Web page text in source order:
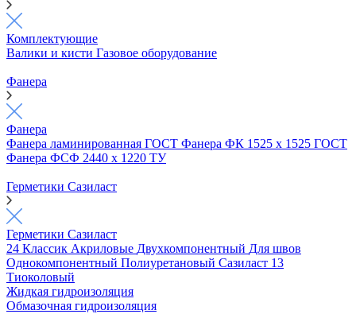
Комплектующие
Валики и кисти Газовое оборудование
Фанера
Фанера
Фанера ламинированная ГОСТ Фанера ФК 1525 х 1525 ГОСТ
Фанера ФСФ 2440 х 1220 ТУ
Герметики Сазиласт
Герметики Сазиласт
24 Классик Акриловые Двухкомпонентный Для швов
Однокомпонентный Полиуретановый Сазиласт 13
Тиоколовый
Жидкая гидроизоляция
Обмазочная гидроизоляция